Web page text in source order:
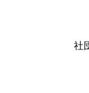
社